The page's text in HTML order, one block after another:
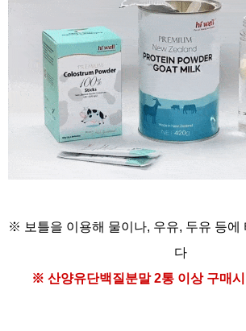
※ 보틀을 이용해 물이나, 우유, 두유 등에
다
※ 산양유단백질분말2통 이상 구매시